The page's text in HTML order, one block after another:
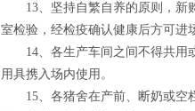
13、坚持自繁自养的原则，新
室检验，经检疫确认健康后方可进
14、各生产车间之间不得共用或
用具携入场内使用。
15、各猪舍在产前、断奶或空栏